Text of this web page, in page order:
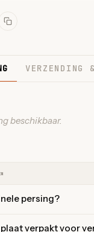
VERZENDING
beschikbaar.
persing?
verpakt voor